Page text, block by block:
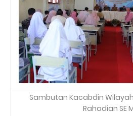
Sambutan Kacabdin
Rahadian SE